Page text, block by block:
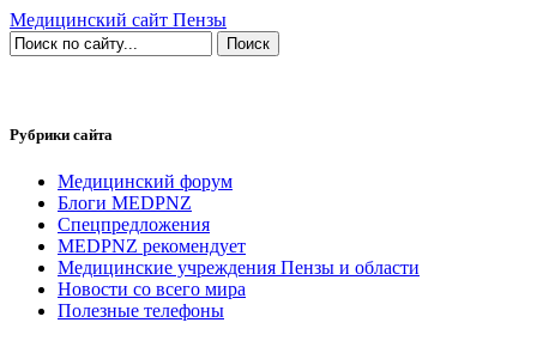
Медицинский сайт Пензы
Рубрики сайта
Медицинский форум
Блоги MEDPNZ
Спецпредложения
MEDPNZ рекомендует
Медицинские учреждения Пензы и области
Новости со всего мира
Полезные телефоны